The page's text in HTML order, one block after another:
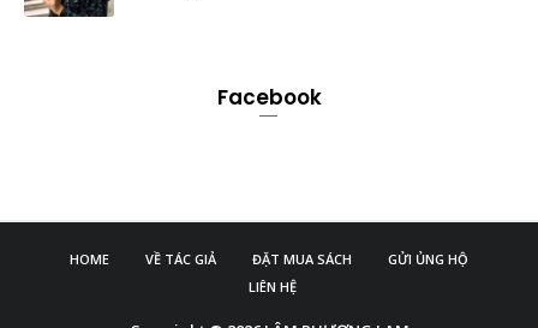
Facebook
HOME VỀ TÁC GIẢ ĐẶT MUA SÁCH
GỬI ỦNG HỘ
LIÊN HỆ